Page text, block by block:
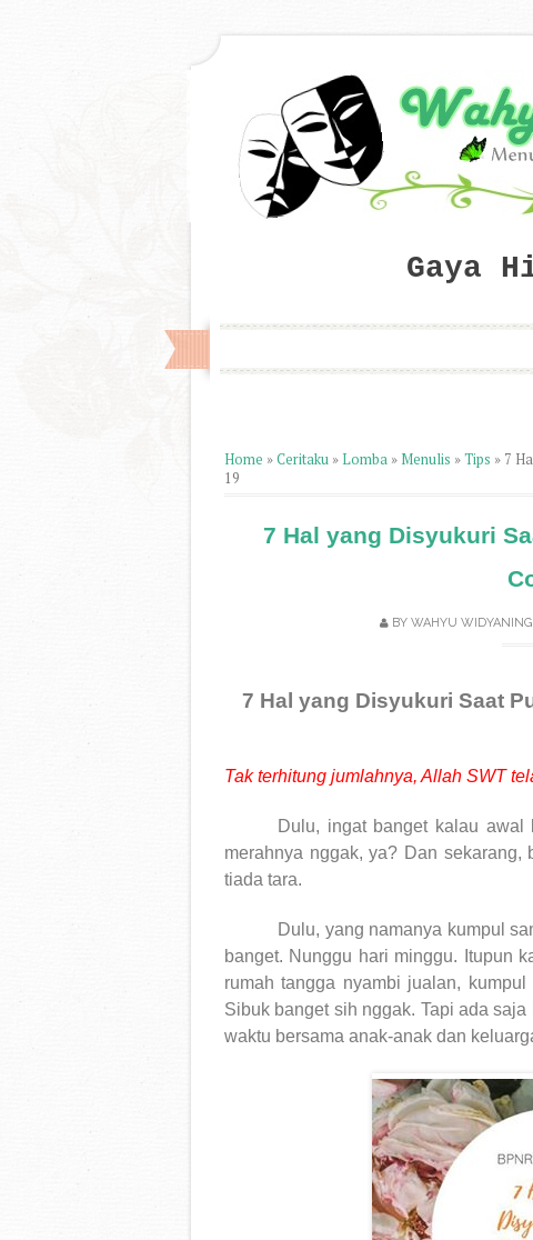
Gaya
Home »Ceritaku » Lomba » Menulis »Tips » 7
19
7 Hal yang Disyukuri
BY WAHYU
7 Hal yang Disyukuri Saat
Tak terhitung jumlahnya, Allah SWT
Dulu, ingat banget kalau awal
merahnya nggak, ya? Dan sekarang,
tiada tara.
Dulu, yang namanya kumpul
banget. Nunggu hari minggu. Itupun
rumah tangga nyambi jualan,
Sibuk banget sih nggak. Tapi ada
waktu bersama anak-anak dan